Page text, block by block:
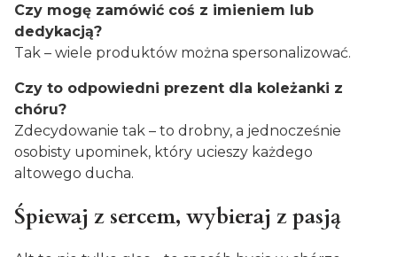
Czy mogę zamówić coś z imieniem lub
dedykacją?
Tak – wiele produktów można spersonalizować.
Czy to odpowiedni prezent dla koleżanki z
chóru?
Zdecydowanie tak – to drobny, a jednocześnie
osobisty upominek, który ucieszy każdego
altowego ducha.
Śpiewaj z sercem, wybieraj z pasją